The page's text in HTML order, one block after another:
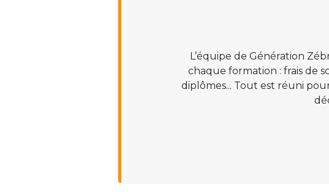
L’équipe de Génération
chaque formation : frais de
diplômes... Tout est réuni